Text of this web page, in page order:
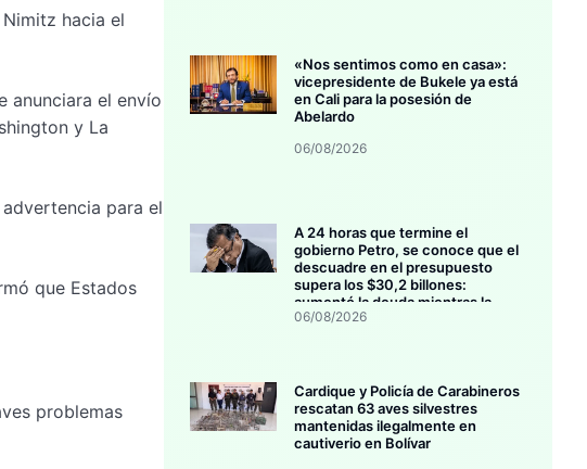
hacia el
anunciara el envío
y La
para el
que Estados
problemas
«Nos sentimos como en casa»:
vicepresidente de Bukele ya está
en Cali para la posesión de
Abelardo
06/08/2026
A 24 horas que termine el
gobierno Petro, se conoce que el
descuadre en el presupuesto
supera los $30,2 billones:
aumentó la deuda mientras la
inversión se estanca
06/08/2026
Cardique y Policía de Carabineros
rescatan 63 aves silvestres
mantenidas ilegalmente en
cautiverio en Bolívar